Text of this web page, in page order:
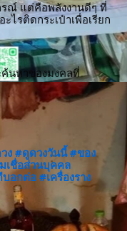
ณ์ แต่คือพลังงานดีๆ ที่
รติดกระเป๋าเพื่อเรียก
นหาของมงคลที่
ง #ดูดวงวันนี้ #ของ
เชื่อส่วนบุคคล
บอกต่อ#เครื่องราง